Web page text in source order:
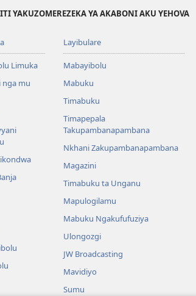
YAKUZOMEREZEKA YA AKABONI AKU YEHOVA
Limuka
nga mu
Layibulare
Mabayibolu
Mabuku
Timabuku
Timapepala
Takupambanapambana
Nkhani Zakupambanapambana
Magazini
Timabuku ta Unganu
Mapulogilamu
Mabuku Ngakufufuziya
Ulongozgi
JW Broadcasting
Mavidiyo
Sumu